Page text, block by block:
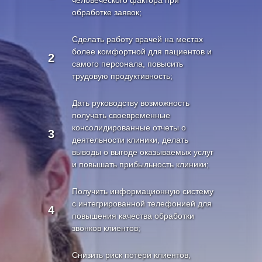
обработке заявок;
2
Сделать работу врачей на местах
более комфортной для пациентов и
самого персонала, повысить
трудовую продуктивность;
3
Дать руководству возможность
получать своевременные
консолидированные отчеты о
деятельности клиники, делать
выводы о выгоде оказываемых услуг
и повышать прибыльность клиники;
4
Получить информационную систему
с интегрированной телефонией для
повышения качества обработки
звонков клиентов;
Снизить риск потери клиентов,